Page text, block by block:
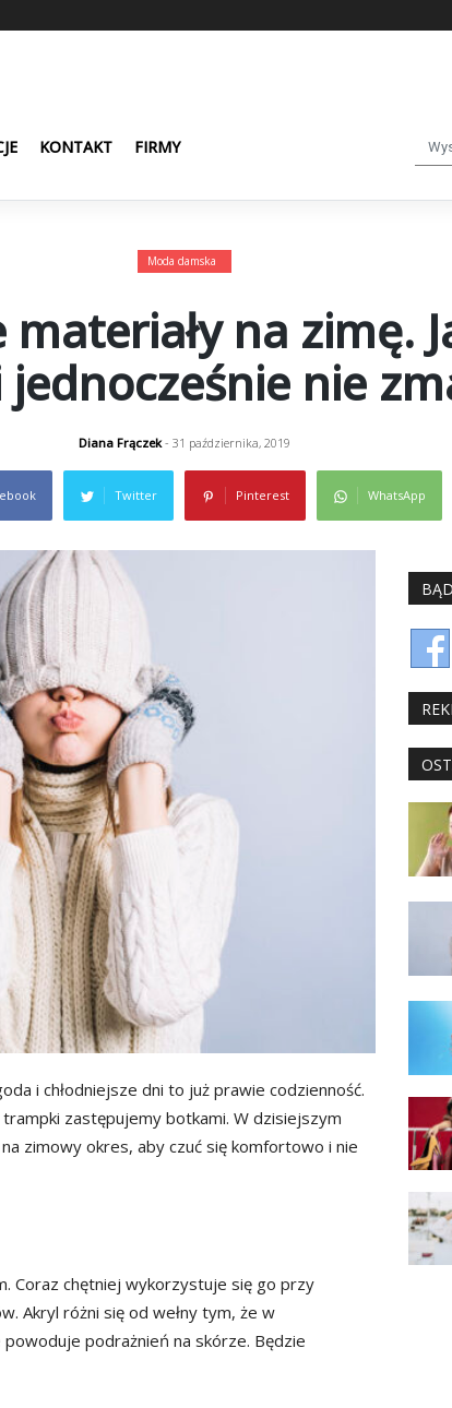
KONTAKT FIRMY
Moda damska
materiały na zimę.
nie
Diana Frączek- 31 października, 2019
Twitter Pinterest WhatsApp
i chłodniejsze dni to już prawie codzienność.
zastępujemy botkami. W dzisiejszym
zimowy okres, aby czuć się komfortowo i nie
Coraz chętniej wykorzystuje się go przy
Akryl różni się od wełny tym, że w
podrażnień na skórze. Będzie